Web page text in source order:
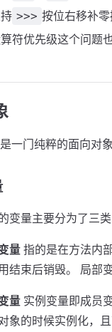
>>> 按位右移补
符优先级这个问题
一门纯粹的面向对
变量主要分为了三
量 指的是在方法内
结束后销毁。 局部
量 实例变量即成员
象的时候实例化，